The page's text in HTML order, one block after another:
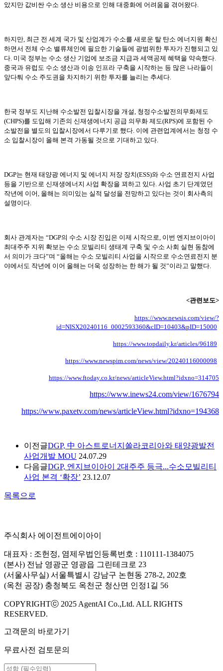
았지만 값비싼 수소 생산 비용으로 인해 대중화에 어려움을 겪어왔다.
하지만, 최근 전 세계 국가 및 산업계가 수소를 새로운 탈 탄소 에너지원 확신
하면서 전체 수소 밸류체인에 필요한 기술들에 광범위한 투자가 진행되고 있
다. 미국 정부는 수소 생산 기업에 보조금 지급과 세액공제 혜택을 약속했다.
중국과 유럽도 수소 생산과 이송 인프라 구축을 시작하는 등 많은 나라들이
앞다퉈 수소 주도권을 차지하기 위한 투자를 늘리는 추세다.
한국 정부도 지난해 수소발전 입찰시장을 개설, 청정수소발전의무화제도
(CHPS)를 도입해 기존의 신재생에너지 공급 의무화 제도(RPS)에 포함된 수
소발전을 별도의 입찰시장에서 다루기로 했다. 이에 관련업계에서는 청정 수
소 입찰시장이 올해 본격 가동될 것으로 기대하고 있다.
DGP는 현재 태양광 에너지 및 에너지 저장 장치(ESS)와 수소 연료전지 사업
등을 기반으로 신재생에너지 사업 확장을 꾀하고 있다. 사업 초기 단계였던
작년에 이어, 올해는 의미있는 실적 달성을 전망하고 있다는 것이 회사측의
설명이다.
회사 관계자는 “DGP의 수소 시장 진입은 이제 시작으로, 이번 엔지브이아이
최대주주 지위 확보는 수소 모빌리티 생태계 구축 및 수소 사회 실현 동참에
서 의미가 크다”며 “올해는 수소 모빌리티 사업을 시작으로 수소연료전지 분
야에서도 작년에 이어 올해는 더욱 성장하는 한 해가 될 것”이라고 말했다.
<관련보도>
https://www.newsis.com/view/?
id=NISX20240116_0002593360&cID=10403&pID=15000
https://www.topdaily.kr/articles/96189
https://www.newspim.com/news/view/20240116000098
https://www.ftoday.co.kr/news/articleView.html?idxno=314705
https://www.inews24.com/view/1676794
https://www.paxetv.com/news/articleView.html?idxno=194368
이전글DGP, 中 아스트로너지쏠라코리아와 태양광발전
사업개발 MOU 24.07.29
다음글DGP, 엔지브이아이 2대주주 등극...수소모빌리티
사업 본격 ‘확장’ 23.12.07
목록으로
주식회사 에이전트에이아이
대표자 : 조헌정, 염제우법인등록번호 : 110111-1384075
(본사) 전남 영광군 영광읍 그린테크로 23
(서울사무실) 서울특별시 강남구 논현동 278-2, 202호
(옥천 공장) 충청북도 옥천군 청산면 인정1길 56
COPYRIGHTⓒ 2025 AgentAI Co.,Ltd. ALL RIGHTS
RESERVED.
고객문의 바로가기
무료사전 검토문의